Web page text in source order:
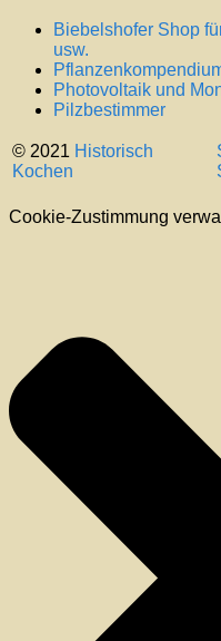
Biebelshofer Shop
usw.
Photovoltaik und
Pilzbestimmer
© 2021 Historisch
Kochen
Cookie-Zustimmung